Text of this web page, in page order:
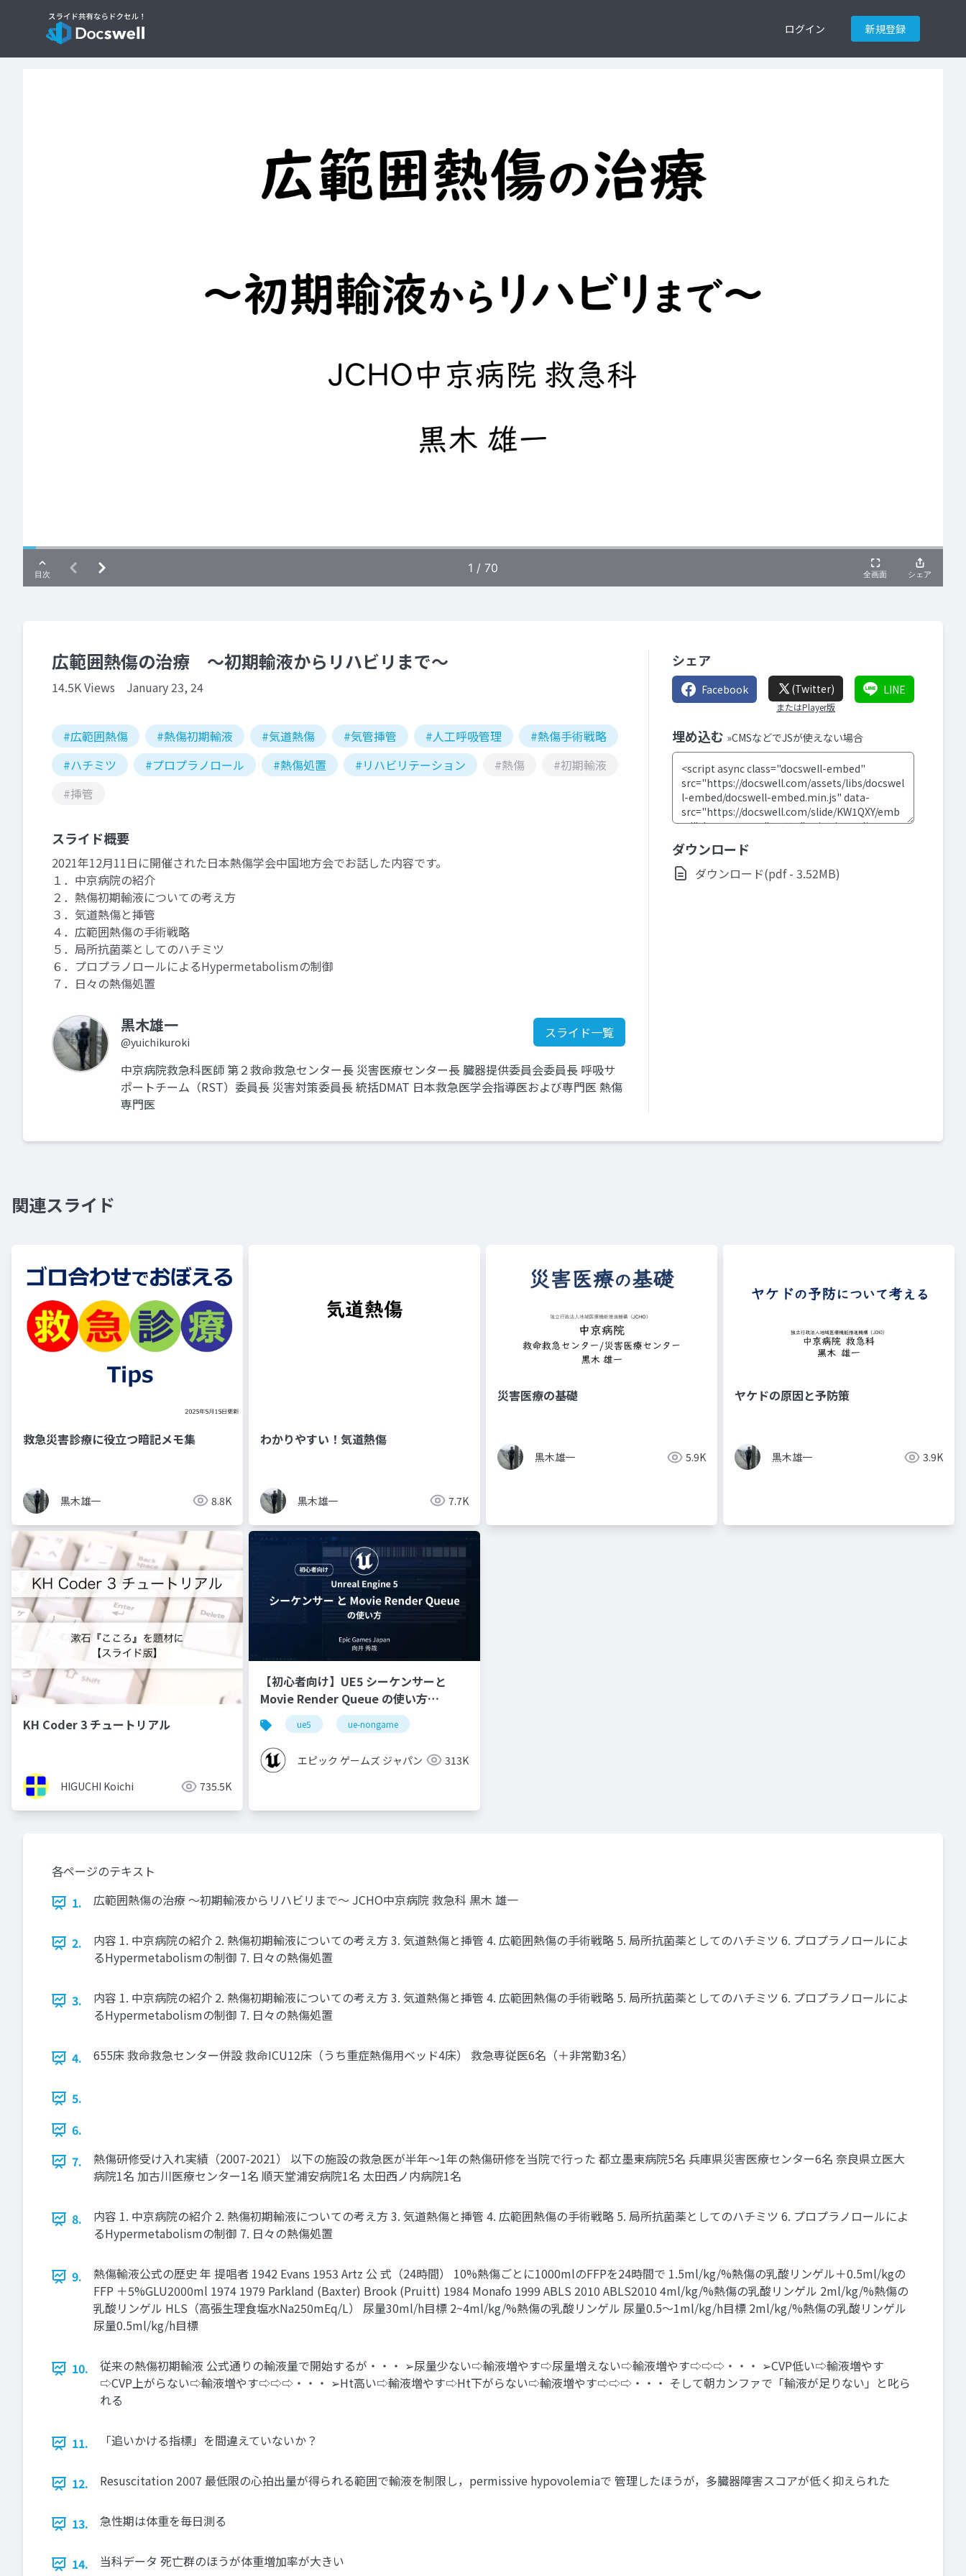
ログイン 新規登録
広範囲熱傷の治療 ～初期輸液からリハビリまで～
14.5K Views January 23, 24
#広範囲熱傷 #熱傷初期輸液 #気道熱傷 #気管挿管 #人工呼吸管理
#熱傷手術戦略
#ハチミツ
#プロプラノロール #熱傷処置 #リハビリテーション #熱傷
#初期輸液
#挿管
スライド概要
2021年12月11日に開催された日本熱傷学会中国地方会でお話した内容です。
１．中京病院の紹介​
２．熱傷初期輸液についての考え方​
３．気道熱傷と挿管​
４．広範囲熱傷の手術戦略​
５．局所抗菌薬としてのハチミツ​
６．プロプラノロールによるHypermetabolismの制御​
７．日々の熱傷処置
黒木雄一
@yuichikuroki
スライド一覧
中京病院救急科医師 第２救命救急センター長 災害医療センター長 臓器提供委員会委員長 呼吸サ
ポートチーム（RST）委員長 災害対策委員長 統括DMAT 日本救急医学会指導医および専門医 熱傷
専門医
シェア
Facebook (Twitter)
またはPlayer版
LINE
埋め込む »CMSなどでJSが使えない場合
ダウンロード
ダウンロード(pdf - 3.52MB)
関連スライド
救急災害診療に役立つ暗記メモ集
黒木雄一 8.8K
わかりやすい！気道熱傷
黒木雄一 7.7K
災害医療の基礎
黒木雄一 5.9K
ヤケドの原因と予防策
黒木雄一 3.9K
KH Coder 3 チュートリアル
HIGUCHI Koichi 735.5K
【初心者向け】UE5 シーケンサーと
Movie Render Queue の使い方
【Cinematic Dive 2023】
ue5 ue-nongame
エピック ゲームズ ジャパン 313K
各ページのテキスト
1.
広範囲熱傷の治療 ～初期輸液からリハビリまで～ JCHO中京病院 救急科 黒木 雄一
2.
内容 1. 中京病院の紹介 2. 熱傷初期輸液についての考え方 3. 気道熱傷と挿管 4. 広範囲熱傷の手術戦略 5. 局所抗菌薬としてのハチミツ 6. プロプラノロールによ
るHypermetabolismの制御 7. 日々の熱傷処置
3.
内容 1. 中京病院の紹介 2. 熱傷初期輸液についての考え方 3. 気道熱傷と挿管 4. 広範囲熱傷の手術戦略 5. 局所抗菌薬としてのハチミツ 6. プロプラノロールによ
るHypermetabolismの制御 7. 日々の熱傷処置
4. 655床 救命救急センター併設 救命ICU12床（うち重症熱傷用ベッド4床） 救急専従医6名（＋非常勤3名）
5.
6.
7.
熱傷研修受け入れ実績（2007-2021） 以下の施設の救急医が半年～1年の熱傷研修を当院で行った 都立墨東病院5名 兵庫県災害医療センター6名 奈良県立医大
病院1名 加古川医療センター1名 順天堂浦安病院1名 太田西ノ内病院1名
8.
内容 1. 中京病院の紹介 2. 熱傷初期輸液についての考え方 3. 気道熱傷と挿管 4. 広範囲熱傷の手術戦略 5. 局所抗菌薬としてのハチミツ 6. プロプラノロールによ
るHypermetabolismの制御 7. 日々の熱傷処置
9.
熱傷輸液公式の歴史 年 提唱者 1942 Evans 1953 Artz 公 式（24時間） 10%熱傷ごとに1000mlのFFPを24時間で 1.5ml/kg/%熱傷の乳酸リンゲル＋0.5ml/kgの
FFP ＋5%GLU2000ml 1974 1979 Parkland (Baxter) Brook (Pruitt) 1984 Monafo 1999 ABLS 2010 ABLS2010 4ml/kg/%熱傷の乳酸リンゲル 2ml/kg/%熱傷の
乳酸リンゲル HLS（高張生理食塩水Na250mEq/L） 尿量30ml/h目標 2~4ml/kg/%熱傷の乳酸リンゲル 尿量0.5～1ml/kg/h目標 2ml/kg/%熱傷の乳酸リンゲル
尿量0.5ml/kg/h目標
10.
従来の熱傷初期輸液 公式通りの輸液量で開始するが・・・ ➢尿量少ない⇨輸液増やす⇨尿量増えない⇨輸液増やす⇨⇨⇨・・・ ➢CVP低い⇨輸液増やす
⇨CVP上がらない⇨輸液増やす⇨⇨⇨・・・ ➢Ht高い⇨輸液増やす⇨Ht下がらない⇨輸液増やす⇨⇨⇨・・・ そして朝カンファで「輸液が足りない」と叱ら
れる
11. 「追いかける指標」を間違えていないか？
12. Resuscitation 2007 最低限の心拍出量が得られる範囲で輸液を制限し，permissive hypovolemiaで 管理したほうが，多臓器障害スコアが低く抑えられた
13. 急性期は体重を毎日測る
14. 当科データ 死亡群のほうが体重増加率が大きい